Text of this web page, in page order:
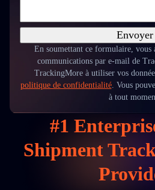
#1
Shipment
Envoyer
En soumettant ce formulaire, vous
communications par e-mail de
TrackingMore à utiliser vos
politique de confidentialité. Vous
à tout